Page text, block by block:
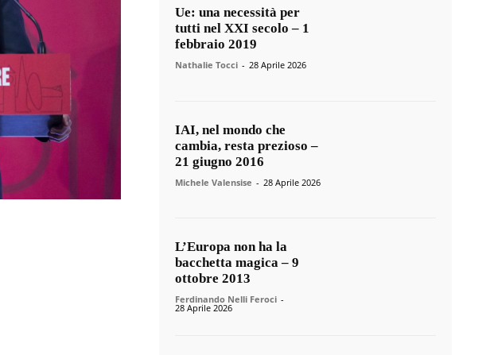
Ue: una necessità per
tutti nel XXI secolo – 1
febbraio 2019
Nathalie Tocci - 28 Aprile 2026
IAI, nel mondo che
cambia, resta prezioso –
21 giugno 2016
Michele Valensise - 28 Aprile 2026
L’Europa non ha la
bacchetta magica – 9
ottobre 2013
Ferdinando Nelli Feroci -
28 Aprile 2026